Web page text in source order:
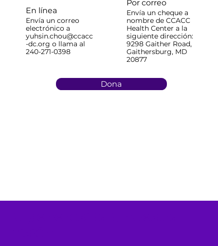
En línea
Envía un correo
electrónico a
yuhsin.chou@ccacc
-dc.org o llama al
240-271-0398
Por correo
Envía un cheque a
nombre de CCACC
Health Center a la
siguiente dirección:
9298 Gaither Road,
Gaithersburg, MD
20877
Dona